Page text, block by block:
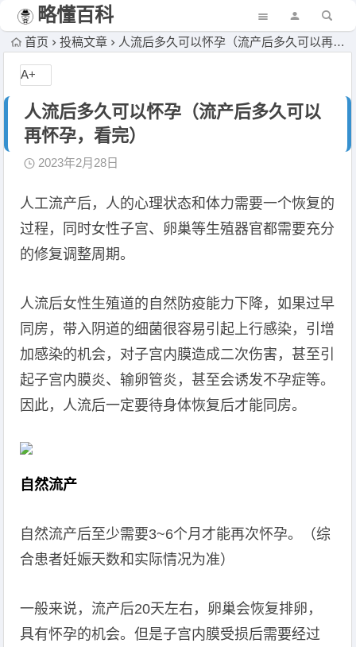
略懂百科
首页 投稿文章 人流后多久可以怀孕（流产后多久可以再怀孕，看完）
人流后多久可以怀孕（流产后多久可以
再怀孕，看完）
2023年2月28日
人工流产后，人的心理状态和体力需要一个恢复的
过程，同时女性子宫、卵巢等生殖器官都需要充分
的修复调整周期。
人流后女性生殖道的自然防疫能力下降，如果过早
同房，带入阴道的细菌很容易引起上行感染，引增
加感染的机会，对子宫内膜造成二次伤害，甚至引
起子宫内膜炎、输卵管炎，甚至会诱发不孕症等。
因此，人流后一定要待身体恢复后才能同房。
自然流产
自然流产后至少需要3~6个月才能再次怀孕。（综
合患者妊娠天数和实际情况为准）
一般来说，流产后20天左右，卵巢会恢复排卵，
具有怀孕的机会。但是子宫内膜受损后需要经过
A+